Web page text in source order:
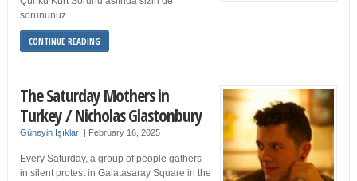
sorununuz.
CONTINUE READING
The Saturday Mothers in
Turkey / Nicholas Glastonbury
Güneyin Işıkları | February 16, 2025
Every Saturday, a group of people gathers
in silent protest in Galatasaray Square in the